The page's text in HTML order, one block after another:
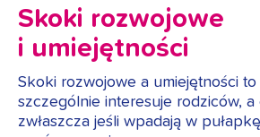
Skoki rozwojowe
i umiejętności
Skoki rozwojowe a umiejętności
szczególnie interesuje rodziców, a
zwłaszcza jeśli wpadają w